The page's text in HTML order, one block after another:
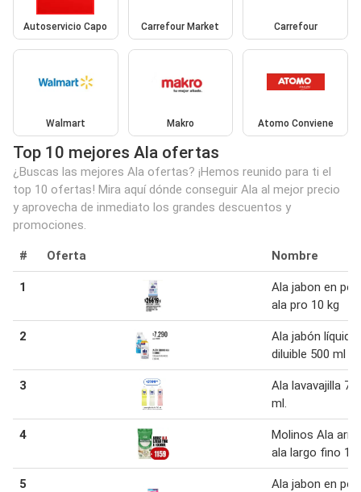
Autoservicio Capo Carrefour Market Carrefour
Walmart Makro Atomo Conviene
Top 10 mejores Ala ofertas
¿Buscas las mejores Ala ofertas? ¡Hemos reunido para ti el
top 10 ofertas! Mira aquí dónde conseguir Ala al mejor precio
y aprovecha de inmediato los grandes descuentos y
promociones.
# Oferta Nombre
1
Ala jabon en
ala pro 10 kg
2
Ala jabón líquido
diluible 500 ml
3
Ala lavavajilla
ml.
4
Molinos Ala
ala largo fino
5
Ala jabon en